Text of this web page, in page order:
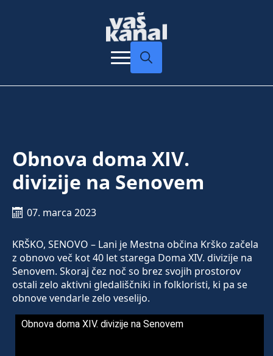
Obnova doma XIV.
divizije na Senovem
07. marca 2023
KRŠKO, SENOVO – Lani je Mestna občina Krško začela
z obnovo več kot 40 let starega Doma XIV. divizije na
Senovem. Skoraj čez noč so brez svojih prostorov
ostali zelo aktivni gledališčniki in folkloristi, ki pa se
obnove vendarle zelo veselijo.
Obnova doma XIV. divizije na Senovem